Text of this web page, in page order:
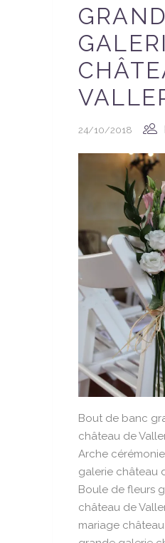
24/10/2018
Bout de banc
château de
Arche
galerie château
Boule de fleurs
château de
mariage